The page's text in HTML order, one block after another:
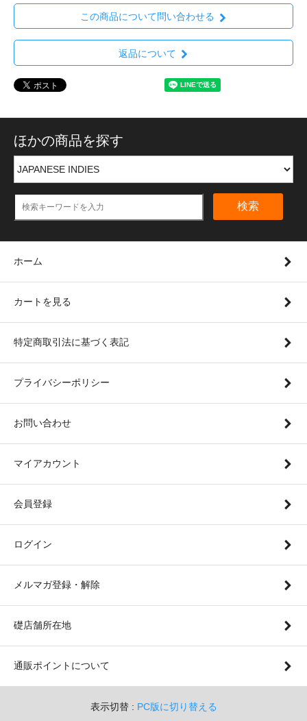
この商品について問い合わせる
返品について
ほかの商品を探す
検索
ホーム
カートを見る
特定商取引法に基づく表記
プライバシーポリシー
お問い合わせ
マイアカウント
会員登録
ログイン
メルマガ登録・解除
礎店舗所在地
通販ポイントについて
表示切替 : PC版に切り替える